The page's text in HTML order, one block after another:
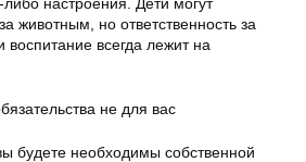
животным, но ответственность за
воспитание всегда лежит на
не для вас
будете необходимы собственной